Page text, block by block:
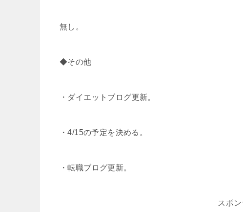
無し。
◆その他
・ダイエットブログ更新。
・4/15の予定を決める。
・転職ブログ更新。
スポ